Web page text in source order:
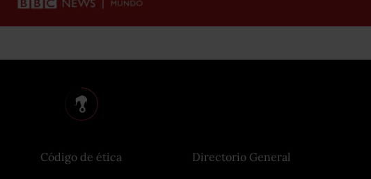
Código de ética Directorio General